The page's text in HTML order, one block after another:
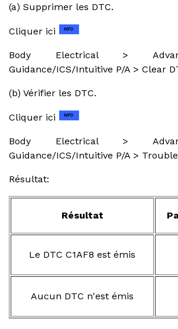
(a) Supprimer les DTC.
Cliquer ici
Body Electrical >
Guidance/ICS/Intuitive P/A > Clear
(b) Vérifier les DTC.
Cliquer ici
Body Electrical >
Guidance/ICS/Intuitive P/A >
Résultat:
Résultat
Le DTC C1AF8 est émis
Aucun DTC n'est émis